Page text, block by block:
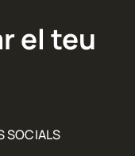
el teu
SOCIALS